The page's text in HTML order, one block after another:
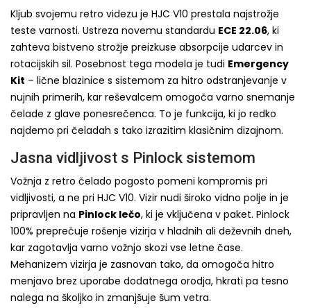
Kljub svojemu retro videzu je HJC V10 prestala najstrožje
teste varnosti. Ustreza novemu standardu ECE 22.06, ki
zahteva bistveno strožje preizkuse absorpcije udarcev in
rotacijskih sil. Posebnost tega modela je tudi Emergency
Kit – lične blazinice s sistemom za hitro odstranjevanje v
nujnih primerih, kar reševalcem omogoča varno snemanje
čelade z glave ponesrečenca. To je funkcija, ki jo redko
najdemo pri čeladah s tako izrazitim klasičnim dizajnom.
Jasna vidljivost s Pinlock sistemom
Vožnja z retro čelado pogosto pomeni kompromis pri
vidljivosti, a ne pri HJC V10. Vizir nudi široko vidno polje in je
pripravljen na Pinlock lečo, ki je vključena v paket. Pinlock
100% preprečuje rošenje vizirja v hladnih ali deževnih dneh,
kar zagotavlja varno vožnjo skozi vse letne čase.
Mehanizem vizirja je zasnovan tako, da omogoča hitro
menjavo brez uporabe dodatnega orodja, hkrati pa tesno
nalega na školjko in zmanjšuje šum vetra.